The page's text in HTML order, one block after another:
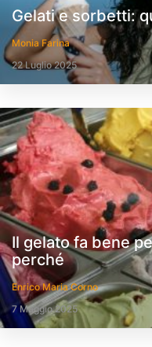
Gelati e sorbetti:
Monia Farina
22 Luglio 2025
Il gelato fa bene
perché
Enrico Maria Corno
7 Maggio 2025